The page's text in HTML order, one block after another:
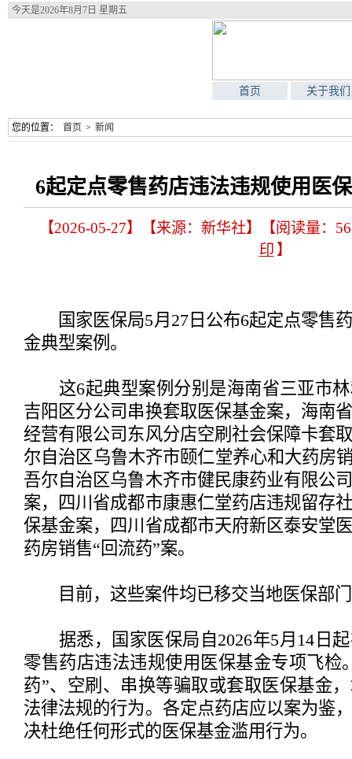
今天是2026年8月7日 星期五
首页 关于我们
您的位置： 首页 > 新闻
6起定点零售药店违法违规使用医
【2026-05-27】【来源：新华社】【阅读量：
印 】
国家医保局5月27日公布6起定点零售
金典型案例。
这6起典型案例分别是海南省三亚市林
吉阳区分公司串换套取医保基金案，海南
经营有限公司东风分店空刷社会保障卡套
尔自治区乌鲁木齐市颐仁堂养心和大药房
吾尔自治区乌鲁木齐市健民康药业有限公
案，四川省成都市康惠仁堂药店违规留存
保基金案，四川省成都市天府新区泰安堂
药房销售“回流药”案。
目前，这些案件均已移交当地医保部门
据悉，国家医保局自2026年5月14日起
零售药店违法违规使用医保基金专项飞检
药”、空刷、串换等骗取或套取医保基金
法律法规的行为。各定点药店应以案为鉴
决杜绝任何形式的医保基金滥用行为。